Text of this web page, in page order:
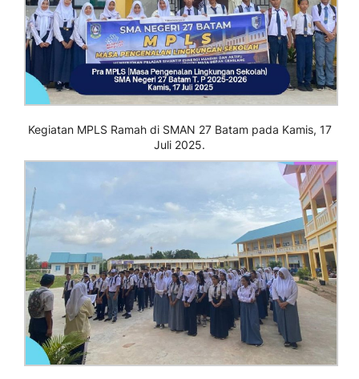
Kegiatan MPLS Ramah di SMAN 27 Batam pada Kamis, 17
Juli 2025.